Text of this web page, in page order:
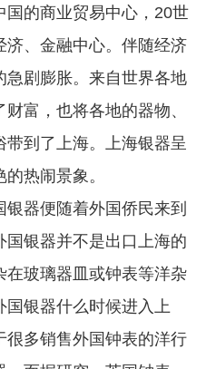
国的商业贸易中心，20世
济、金融中心。伴随经济
急剧膨胀。来自世界各地
富，也将各地的器物、
到了上海。上海银器呈
热闹景象。
器便随着外国侨民来到
国银器并不是出口上海的
在玻璃器皿或钟表等洋杂
银器什么时候进入上
很多销售外国钟表的洋行